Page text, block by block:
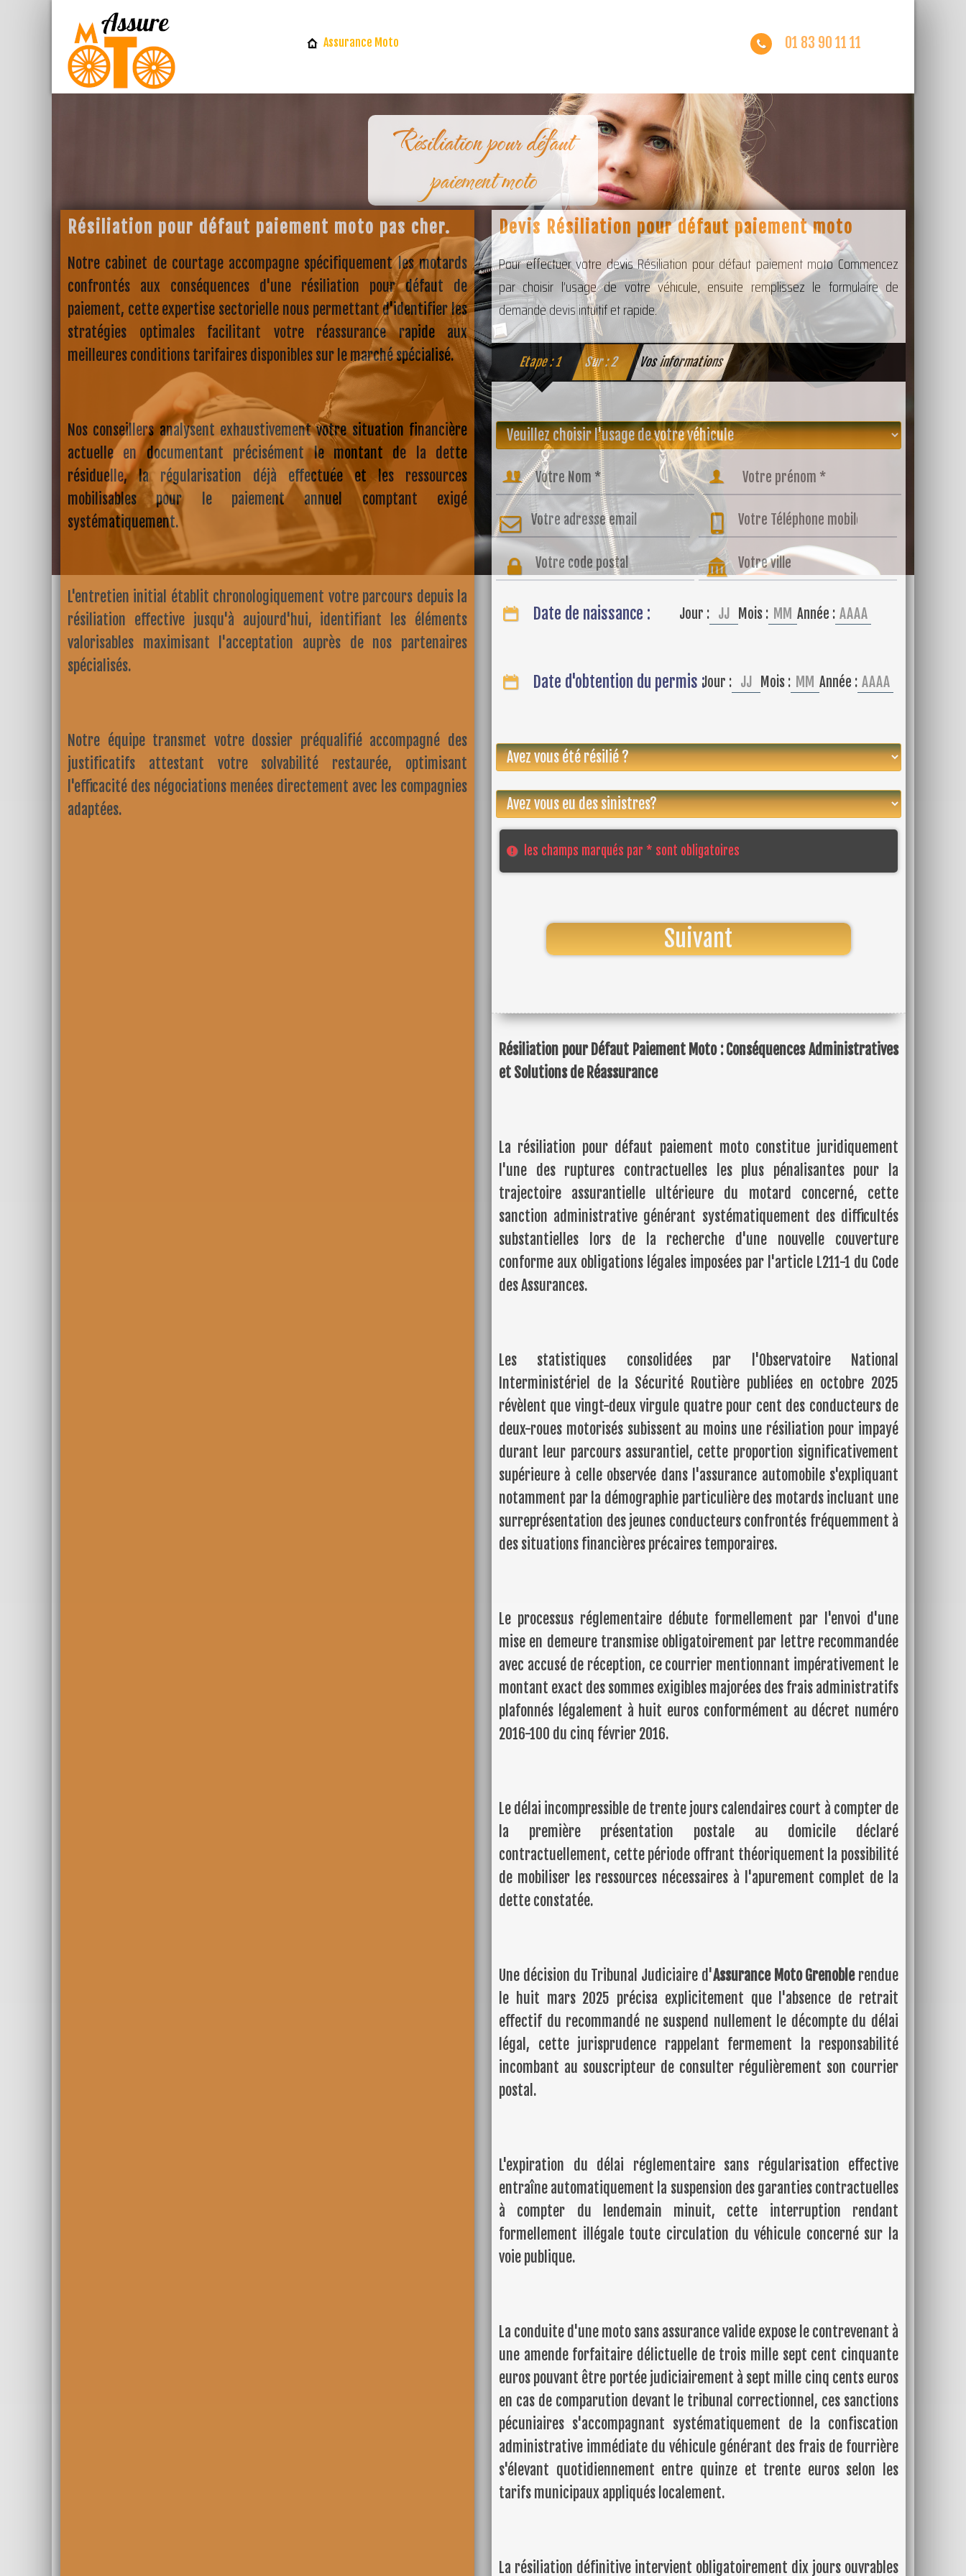
Assurance Moto 01 83 90 11 11
Résiliation pour défaut
paiement moto
Résiliation pour défaut paiement moto pas cher.
Notre cabinet de courtage accompagne spécifiquement les motards
confrontés aux conséquences d'une résiliation pour défaut de
paiement, cette expertise sectorielle nous permettant d'identifier les
stratégies optimales facilitant votre réassurance rapide aux
meilleures conditions tarifaires disponibles sur le marché spécialisé.
Nos conseillers analysent exhaustivement votre situation financière
actuelle en documentant précisément le montant de la dette
résiduelle, la régularisation déjà effectuée et les ressources
mobilisables pour le paiement annuel comptant exigé
systématiquement.
L'entretien initial établit chronologiquement votre parcours depuis la
résiliation effective jusqu'à aujourd'hui, identifiant les éléments
valorisables maximisant l'acceptation auprès de nos partenaires
spécialisés.
Notre équipe transmet votre dossier préqualifié accompagné des
justificatifs attestant votre solvabilité restaurée, optimisant
l'efficacité des négociations menées directement avec les compagnies
adaptées.
Devis Résiliation pour défaut paiement moto
Pour effectuer votre devis Résiliation pour défaut paiement moto Commencez
par choisir l’usage de votre véhicule, ensuite remplissez le formulaire de
demande devis intuitif et rapide.
Etape : 1 Sur : 2 Vos informations
Date de naissance : Jour : Mois : Année :
Date d'obtention du permis :Jour : Mois : Année :
les champs marqués par * sont obligatoires
Suivant
Résiliation pour Défaut Paiement Moto : Conséquences Administratives
et Solutions de Réassurance
La résiliation pour défaut paiement moto constitue juridiquement
l'une des ruptures contractuelles les plus pénalisantes pour la
trajectoire assurantielle ultérieure du motard concerné, cette
sanction administrative générant systématiquement des difficultés
substantielles lors de la recherche d'une nouvelle couverture
conforme aux obligations légales imposées par l'article L211-1 du Code
des Assurances.
Les statistiques consolidées par l'Observatoire National
Interministériel de la Sécurité Routière publiées en octobre 2025
révèlent que vingt-deux virgule quatre pour cent des conducteurs de
deux-roues motorisés subissent au moins une résiliation pour impayé
durant leur parcours assurantiel, cette proportion significativement
supérieure à celle observée dans l'assurance automobile s'expliquant
notamment par la démographie particulière des motards incluant une
surreprésentation des jeunes conducteurs confrontés fréquemment à
des situations financières précaires temporaires.
Le processus réglementaire débute formellement par l'envoi d'une
mise en demeure transmise obligatoirement par lettre recommandée
avec accusé de réception, ce courrier mentionnant impérativement le
montant exact des sommes exigibles majorées des frais administratifs
plafonnés légalement à huit euros conformément au décret numéro
2016-100 du cinq février 2016.
Le délai incompressible de trente jours calendaires court à compter de
la première présentation postale au domicile déclaré
contractuellement, cette période offrant théoriquement la possibilité
de mobiliser les ressources nécessaires à l'apurement complet de la
dette constatée.
Une décision du Tribunal Judiciaire d'Assurance Moto Grenoblerendue
le huit mars 2025 précisa explicitement que l'absence de retrait
effectif du recommandé ne suspend nullement le décompte du délai
légal, cette jurisprudence rappelant fermement la responsabilité
incombant au souscripteur de consulter régulièrement son courrier
postal.
L'expiration du délai réglementaire sans régularisation effective
entraîne automatiquement la suspension des garanties contractuelles
à compter du lendemain minuit, cette interruption rendant
formellement illégale toute circulation du véhicule concerné sur la
voie publique.
La conduite d'une moto sans assurance valide expose le contrevenant à
une amende forfaitaire délictuelle de trois mille sept cent cinquante
euros pouvant être portée judiciairement à sept mille cinq cents euros
en cas de comparution devant le tribunal correctionnel, ces sanctions
pécuniaires s'accompagnant systématiquement de la confiscation
administrative immédiate du véhicule générant des frais de fourrière
s'élevant quotidiennement entre quinze et trente euros selon les
tarifs municipaux appliqués localement.
La résiliation définitive intervient obligatoirement dix jours ouvrables